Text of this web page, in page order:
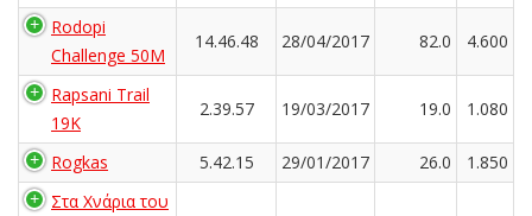
Rodopi
Challenge 50M
14.46.48 28/04/2017 82.0 4.600
Rapsani Trail
19K
2.39.57 19/03/2017 19.0 1.080
Rogkas 5.42.15 29/01/2017 26.0
1.850
Στα Χνάρια του